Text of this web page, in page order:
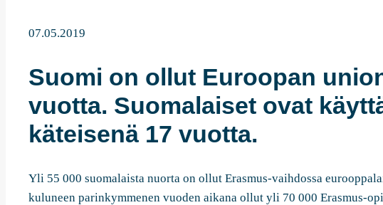
07.05.2019
Suomi on ollut Euroopan
vuotta. Suomalaiset ovat
käteisenä 17 vuotta.
Yli 55 000 suomalaista nuorta on ollut Erasmus-vaihdossa
kuluneen parinkymmenen vuoden aikana ollut yli 70 000 Erasmus-